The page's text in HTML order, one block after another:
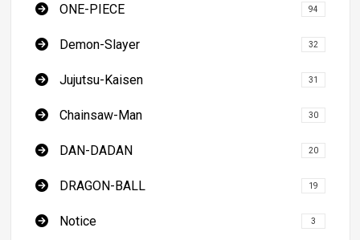
ONE-PIECE 94
Demon-Slayer 32
Jujutsu-Kaisen 31
Chainsaw-Man 30
DAN-DADAN 20
DRAGON-BALL 19
Notice 3